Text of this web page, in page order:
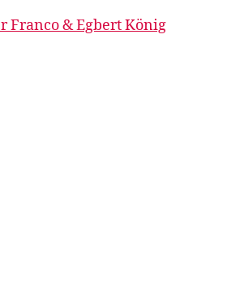
Franco & Egbert König